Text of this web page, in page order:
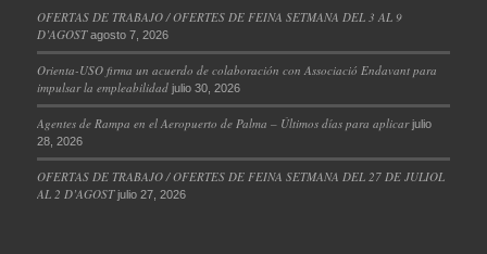
OFERTAS DE TRABAJO / OFERTES DE FEINA SETMANA DEL 3 AL 9
D’AGOST agosto 7, 2026
Orienta-USO firma un acuerdo de colaboración con Associació Endavant para
impulsar la empleabilidad julio 30, 2026
Agentes de Rampa en el Aeropuerto de Palma – Últimos días para aplicar julio
28, 2026
OFERTAS DE TRABAJO / OFERTES DE FEINA SETMANA DEL 27 DE JULIOL
AL 2 D’AGOST julio 27, 2026